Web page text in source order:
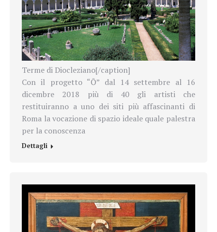
Terme di Diocleziano[/caption]
Con il progetto “Ō” dal 14 settembre al 16
dicembre 2018 più di 40 gli artisti che
restituiranno a uno dei siti più affascinanti di
Roma la vocazione di spazio ideale quale palestra
per la conoscenza
Dettagli